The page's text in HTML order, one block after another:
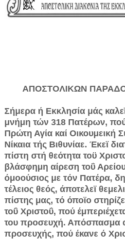
ΑΠΟΣΤΟΛΙΚΩΝ
Σήμερα ή Εκκλησία μάς
μνήμη τών 318 Πατέρων,
Πρώτη Αγία καί Οικουμεική
Νίκαια τής Βιθυνίαε. Έκεϊ
πίστη στή θεότητα τοϋ
βλάσφημη αίρεση τοΰ
όμοούσιος με τόν Πατέρα,
τέλειος θεός, άποτελεϊ
πίστης μας, τό όποϊο
τοΰ Χριστοΰ, πού
του προσευχή. Απόσπασμα
προσευχής, πού έκανε ό